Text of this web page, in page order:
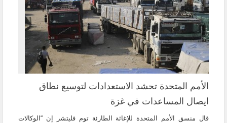
الأمم المتحدة تحشد الاستعدادات لتوسيع نطاق
ايصال المساعدات في غزة
قال منسق الأمم المتحدة للإغاثة الطارئة توم فليتشر إن “الوكالات